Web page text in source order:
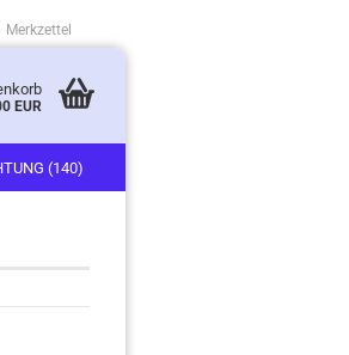
Merkzettel
EUR
(140)